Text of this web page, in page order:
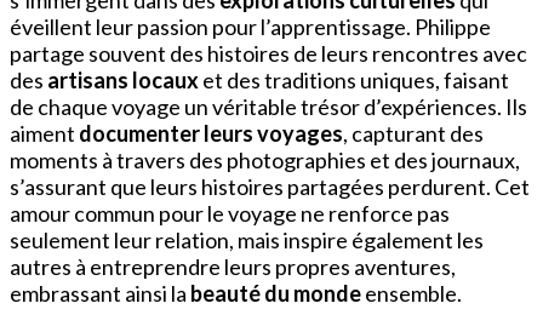
éveillent leur passion pour l’apprentissage. Philippe
partage souvent des histoires de leurs rencontres avec
des artisans locauxet des traditions uniques, faisant
de chaque voyage un véritable trésor d’expériences. Ils
aiment documenter leurs voyages, capturant des
moments à travers des photographies et des journaux,
s’assurant que leurs histoires partagées perdurent. Cet
amour commun pour le voyage ne renforce pas
seulement leur relation, mais inspire également les
autres à entreprendre leurs propres aventures,
embrassant ainsi la beauté du mondeensemble.